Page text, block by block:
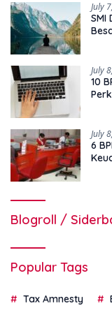
July
SMI
July
10
July
6
Blogroll /
Popular Tags
Tax Amnesty